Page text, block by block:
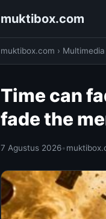
muktibox.com
muktibox.com › Multimedia
Time can
fade the
7 Agustus 2026•